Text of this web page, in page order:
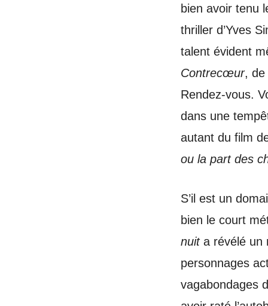
bien avoir tenu
thriller d’Yves
talent évident
Contrecœur, de
Rendez-vous.
dans une
autant du film
ou la part des
S’il est un
bien le court
nuita révélé un
personnages
vagabondages